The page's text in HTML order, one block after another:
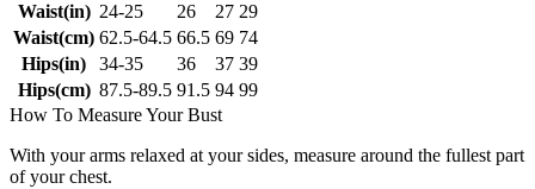
Waist(in) 24-25 26 27 29
Waist(cm) 62.5-64.5 66.5 69 74
Hips(in)
34-35 36 37 39
Hips(cm) 87.5-89.5 91.5 94 99
How To Measure Your Bust
With your arms relaxed at your sides, measure around the fullest part
of your chest.